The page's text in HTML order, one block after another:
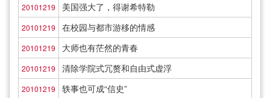
20101219 美国强大了，得谢希特勒
20101219 在校园与都市游移的情感
20101219 大师也有茫然的青春
20101219 清除学院式冗赘和自由式虚浮
20101219 轶事也可成“信史”